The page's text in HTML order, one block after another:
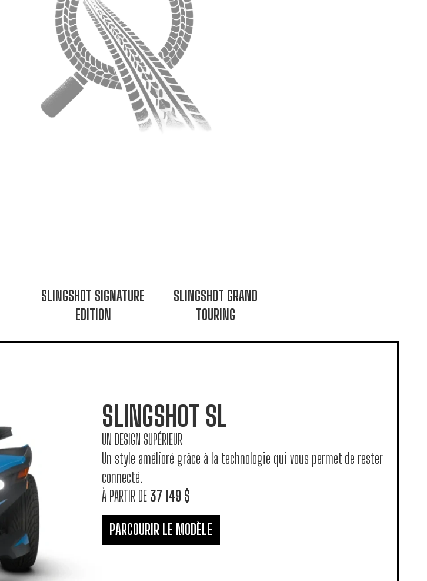
SLINGSHOT SIGNATURE
EDITION
SLINGSHOT GRAND
TOURING
SLINGSHOT SL
UN DESIGN SUPÉRIEUR
Un style amélioré grâce à la technologie qui vous permet de rester
connecté.
À PARTIR DE 37 149 $
PARCOURIR LE MODÈLE